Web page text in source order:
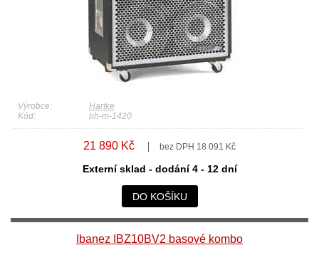
Výrobce:
Hartke
Kód:
bh-m-1420
21 890 Kč bez DPH 18 091 Kč
Externí sklad - dodání 4 - 12 dní
DO KOŠÍKU
Ibanez IBZ10BV2 basové kombo